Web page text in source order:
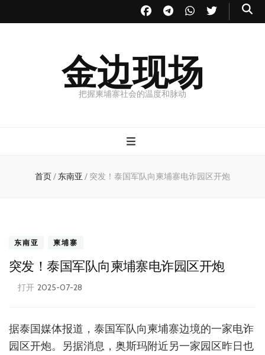
金边现场
把握柬埔寨社会的温度和脉动
首页/ 东南亚 / 突发！泰国军队向柬埔寨电诈园区开炮
东南亚 柬埔寨
突发！泰国军队向柬埔寨电诈园区开炮
打开 2025-07-28
据泰国媒体报道，泰国军队向柬埔寨边境的一家电诈
园区开炮。另据消息，奥斯玛附近另一家园区昨日也